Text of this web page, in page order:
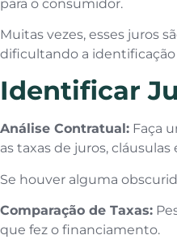
para o consumidor.
Muitas vezes, esses juros
dificultando a
Identificar
Análise Contratual: Faça
as taxas de juros,
Se houver alguma
Comparação de Taxas:
que fez o financiamento.